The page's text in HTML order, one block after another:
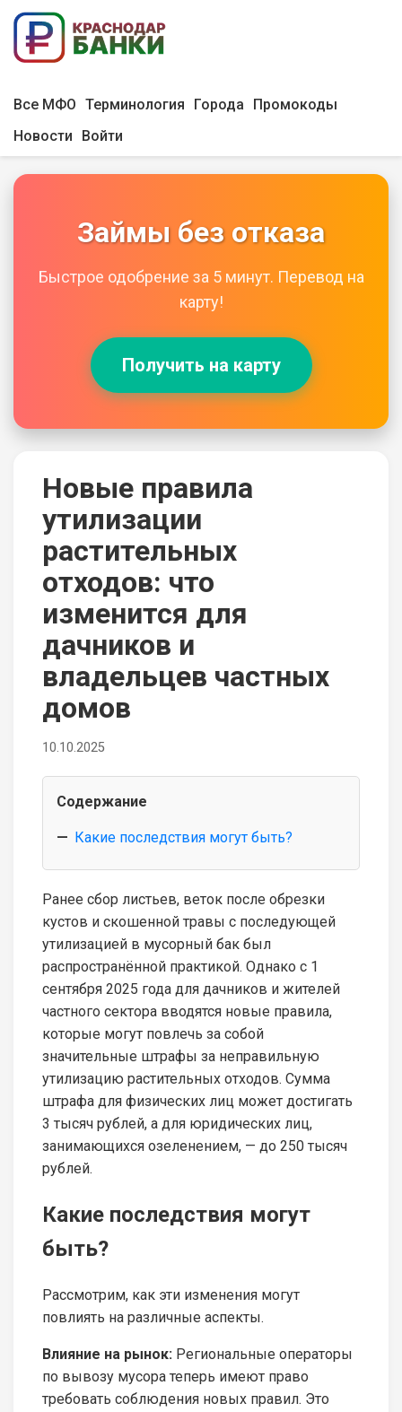
Все МФО Терминология Города
Промокоды
Новости
Войти
Займы без отказа
Быстрое одобрение за 5 минут. Перевод на
карту!
Получить на карту
Новые правила
утилизации
растительных
отходов: что
изменится для
дачников и
владельцев частных
домов
10.10.2025
Содержание
Какие последствия могут быть?
Ранее сбор листьев, веток после обрезки
кустов и скошенной травы с последующей
утилизацией в мусорный бак был
распространённой практикой. Однако с 1
сентября 2025 года для дачников и жителей
частного сектора вводятся новые правила,
которые могут повлечь за собой
значительные штрафы за неправильную
утилизацию растительных отходов. Сумма
штрафа для физических лиц может достигать
3 тысяч рублей, а для юридических лиц,
занимающихся озеленением, — до 250 тысяч
рублей.
Какие последствия могут
быть?
Рассмотрим, как эти изменения могут
повлиять на различные аспекты.
Влияние на рынок: Региональные операторы
по вывозу мусора теперь имеют право
требовать соблюдения новых правил. Это